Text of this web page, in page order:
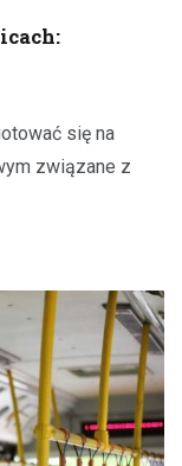
się na
związane z